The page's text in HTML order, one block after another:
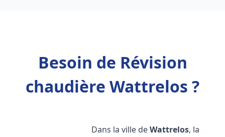
Besoin de Révision
chaudière Wattrelos ?
Dans la ville deWattrelos, la